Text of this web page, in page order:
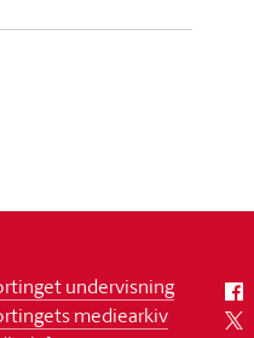
undervisning
mediearkiv